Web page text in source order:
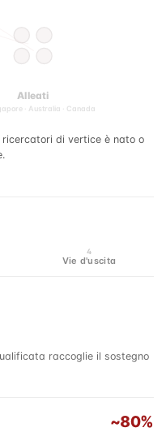
Alleati
· Australia · Canada
istituzioni cinesi e il75%degli
4
Vie d'uscita
raccoglie il sostegno
~80%